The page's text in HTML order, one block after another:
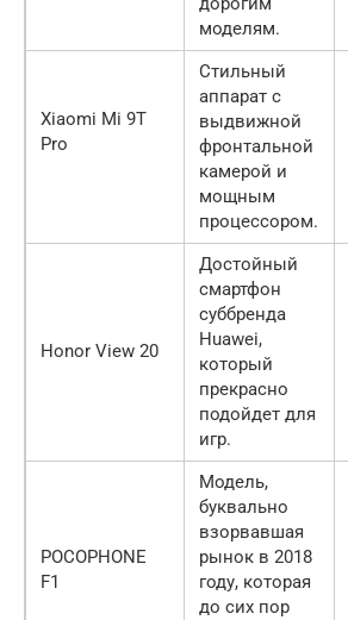
моделям.
Xiaomi Mi 9T
Pro
Стильный
аппарат с
выдвижной
фронтальной
камерой и
мощным
процессором.
Honor View 20
Достойный
смартфон
суббренда
Huawei,
который
прекрасно
подойдет для
игр.
POCOPHONE
F1
Модель,
буквально
взорвавшая
рынок в 2018
году, которая
до сих пор